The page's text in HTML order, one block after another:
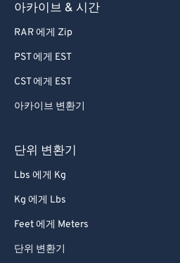
아카이브 & 시간
RAR 에게 Zip
PST 에게 EST
CST 에게 EST
아카이브 변환기
단위 변환기
Lbs 에게 Kg
Kg 에게 Lbs
Feet 에게 Meters
단위 변환기